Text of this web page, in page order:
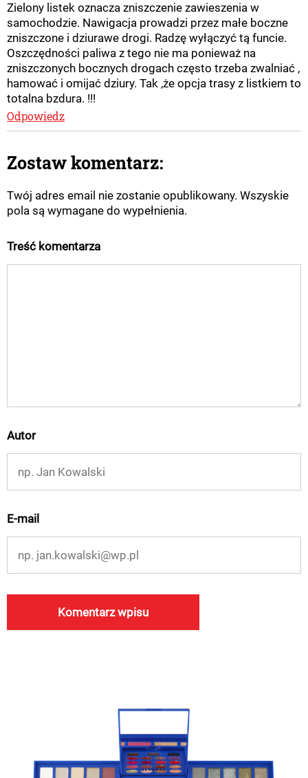
Zielony listek oznacza zniszczenie zawieszenia w
samochodzie. Nawigacja prowadzi przez małe boczne
zniszczone i dziurawe drogi. Radzę wyłączyć tą funcie.
Oszczędności paliwa z tego nie ma ponieważ na
zniszczonych bocznych drogach często trzeba zwalniać ,
hamować i omijać dziury. Tak ,że opcja trasy z listkiem to
totalna bzdura. !!!
Odpowiedz
Zostaw komentarz:
Twój adres email nie zostanie opublikowany. Wszyskie
pola są wymagane do wypełnienia.
Treść komentarza
Autor
E-mail